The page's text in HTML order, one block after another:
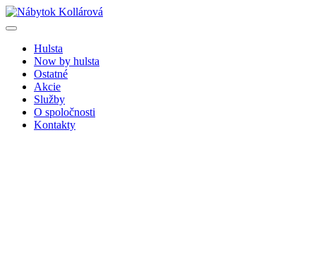
Hulsta
Now by hulsta
Ostatné
Akcie
Služby
O spoločnosti
Kontakty